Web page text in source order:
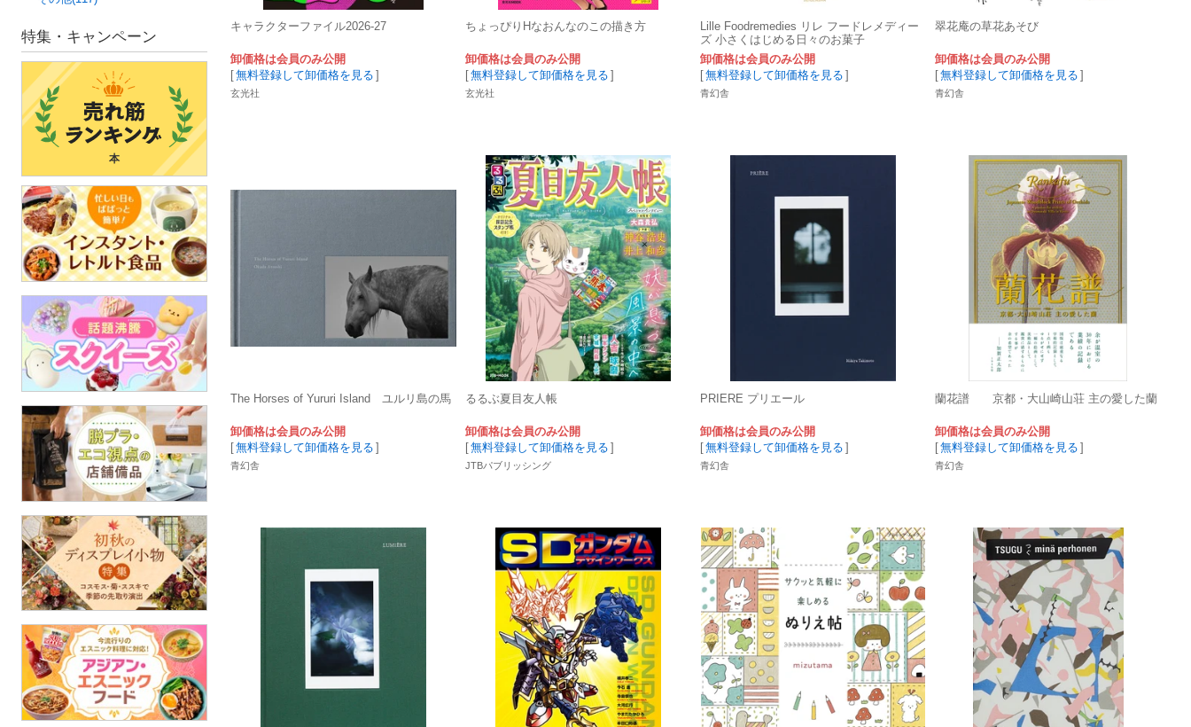
特集・キャンペーン
本
キャラクターファイル2026-27
卸価格は会員のみ公開
[無料登録して卸価格を見る ]
玄光社
ちょっぴりHなおんなのこの描き方
卸価格は会員のみ公開
[無料登録して卸価格を見る ]
玄光社
Lille Foodremedies リレ フードレメディー
ズ 小さくはじめる日々のお菓子
卸価格は会員のみ公開
[無料登録して卸価格を見る ]
青幻舎
翠花庵の草花あそび
卸価格は会員のみ公開
[無料登録して卸価格を見る ]
青幻舎
The Horses of Yururi Island ユルリ島の馬
卸価格は会員のみ公開
[無料登録して卸価格を見る ]
青幻舎
るるぶ夏目友人帳
卸価格は会員のみ公開
[無料登録して卸価格を見る ]
JTBパブリッシング
PRIERE プリエール
卸価格は会員のみ公開
[無料登録して卸価格を見る ]
青幻舎
蘭花譜 京都・大山崎山荘 主の愛した蘭
卸価格は会員のみ公開
[無料登録して卸価格を見る ]
青幻舎